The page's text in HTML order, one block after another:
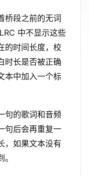
桥段之前的无词
中不显示这些
的时间长度，校
时长是否被正确
本中加入一个标
句的歌词和音频
句后会再重复一
，如果文本没有